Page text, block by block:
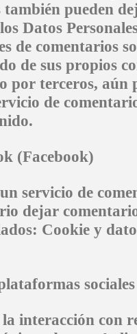
pueden
Datos
de comentarios
de sus propios
por terceros, aún
de
(Facebook)
servicio de
dejar
Cookie y
interacción con